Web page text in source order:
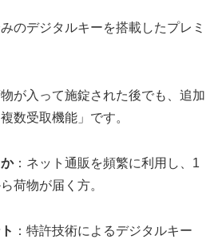
のデジタルキーを搭載したプレミ
が入って施錠された後でも、追加
数受取機能」です。
：ネット通販を頻繁に利用し、1
荷物が届く方。
：特許技術によるデジタルキー